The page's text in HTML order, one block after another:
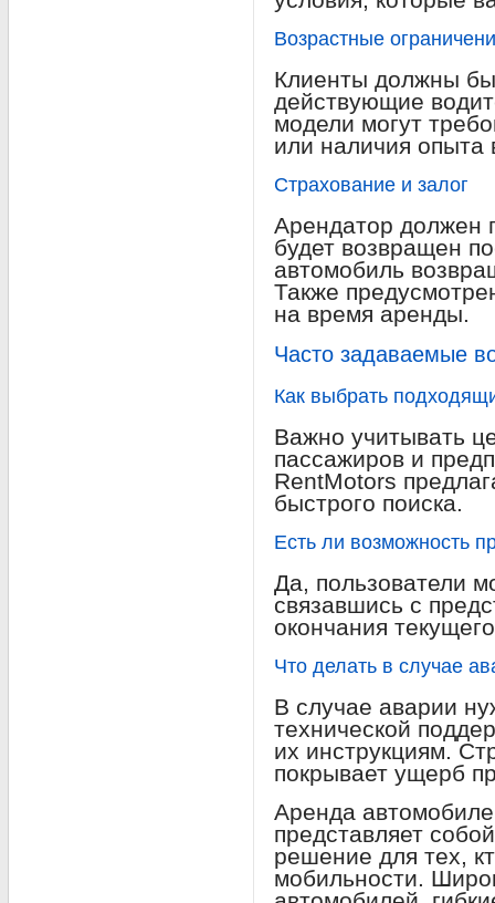
Возрастные
Клиенты должны
действующие
модели могут
или наличия опыта
Страхование и залог
Арендатор должен
будет возвращен
автомобиль
Также
на время аренды.
Часто задаваемые
Как выбрать
Важно учитывать
пассажиров и
RentMotors
быстрого поиска.
Есть ли возможность
Да, пользователи
связавшись с
окончания
Что делать в случае
В случае аварии
технической
их инструкциям.
покрывает ущерб
Аренда
представляет
решение для тех,
мобильности.